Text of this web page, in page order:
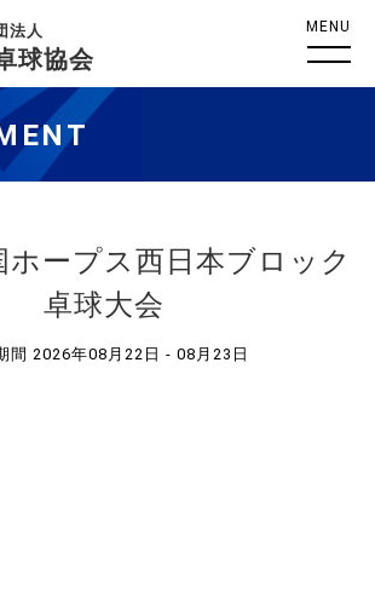
法人
球協会
MENU
ホープス西日本ブロック
卓球大会
間 2026年08月22日 - 08月23日